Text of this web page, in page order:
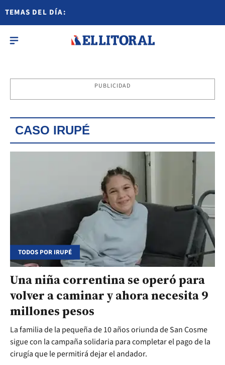
TEMAS DEL DÍA:
PUBLICIDAD
CASO IRUPÉ
TODOS POR IRUPÉ
Una niña correntina se operó para
volver a caminar y ahora necesita 9
millones pesos
La familia de la pequeña de 10 años oriunda de San Cosme
sigue con la campaña solidaria para completar el pago de la
cirugía que le permitirá dejar el andador.